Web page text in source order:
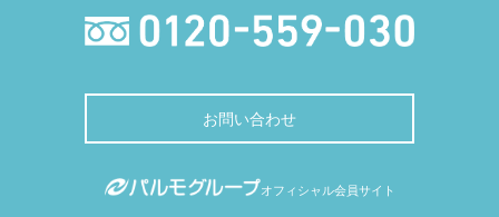
お問い合わせ
オフィシャル会員サイト